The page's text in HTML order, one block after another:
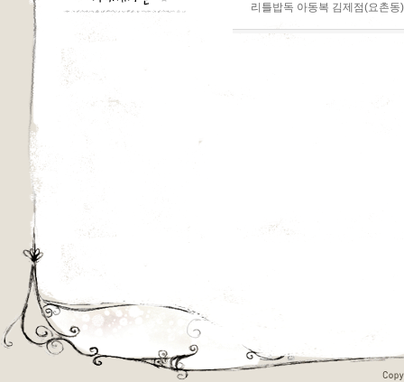
리틀밥독 아동복 김제점(요촌